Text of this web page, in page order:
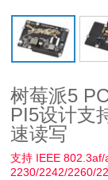
树莓派5
PI5设计支
速读写
支持 IEEE
2230/2242/2260/